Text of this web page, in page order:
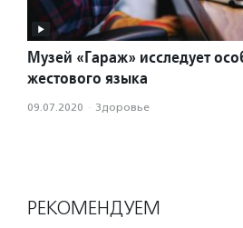
Музей «Гараж» исследует
жестового языка
09.07.2020 · Здоровье
РЕКОМЕНДУЕМ